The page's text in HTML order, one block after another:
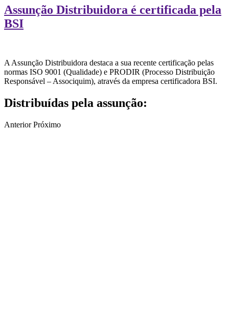
Assunção Distribuidora é certificada pela
BSI
A Assunção Distribuidora destaca a sua recente certificação pelas
normas ISO 9001 (Qualidade) e PRODIR (Processo Distribuição
Responsável – Associquim), através da empresa certificadora BSI.
Distribuídas pela assunção:
Anterior Próximo